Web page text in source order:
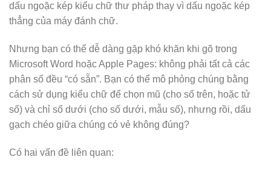
dấu ngoặc kép kiểu chữ thư pháp thay vì dấu ngoặc kép
thẳng của máy đánh chữ.
Nhưng bạn có thể dễ dàng gặp khó khăn khi gõ trong
Microsoft Word hoặc Apple Pages: không phải tất cả các
phân số đều “có sẵn”. Bạn có thể mô phỏng chúng bằng
cách sử dụng kiểu chữ để chọn mũ (cho số trên, hoặc tử
số) và chỉ số dưới (cho số dưới, mẫu số), nhưng rồi, dấu
gạch chéo giữa chúng có vẻ không đúng?
Có hai vấn đề liên quan: